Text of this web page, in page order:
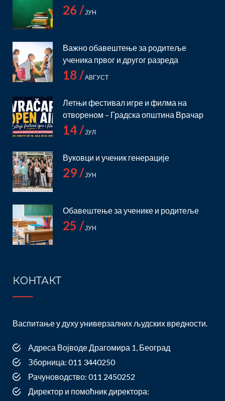
26 /ЈУН
Важно обавештење за родитеље
ученика првог и другог разреда
18 /АВГУСТ
Летњи фестивал игре и филма на
отвореном – Градска општина Врачар
14 /ЈУЛ
Вуковци и ученик генерације
29 /ЈУН
Обавештење за ученике и родитеље
25 /ЈУН
КОНТАКТ
Васпитање у духу универзалних људских вредности.
Адреса Војводе Драгомира 1, Београд
Зборница: 011 3440250
Рачуноводство: 011 2450252
Директор и помоћник директора: